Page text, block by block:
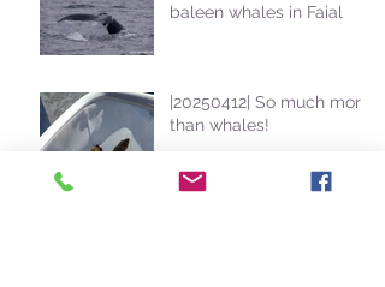
baleen whales in Faial
|20250412| So much more
than whales!